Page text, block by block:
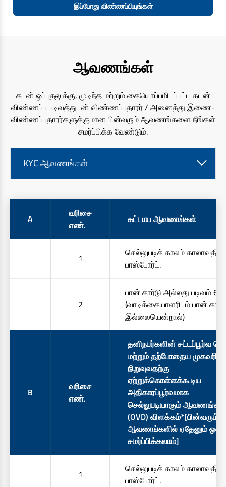
இப்போது விண்ணப்பியுங்கள்
ஆவணங்கள்
கடன் ஒப்புதலுக்கு, முடிந்த மற்றும் கையொப்பமிடப்பட்ட கடன்
விண்ணப்ப படிவத்துடன் விண்ணப்பதாரர் / அனைத்து இணை-
விண்ணப்பதாரர்களுக்குமான பின்வரும் ஆவணங்களை நீங்கள்
சமர்ப்பிக்க வேண்டும்.
KYC ஆவணங்கள்
A
வரிசை
எண்.
கட்டாய ஆவணங்கள்
1
செல்லுபடிக் காலம்
பாஸ்போர்ட்.
2
பான் கார்டு அல்லது படிவம் 60
(வாடிக்கையாளரிடம் பான்
இல்லையென்றால்)
B
வரிசை
எண்.
தனிநபர்களின் சட்டப்பூர்வ
மற்றும் தற்போதைய
நிறுவுவதற்கு
ஏற்றுக்கொள்ளக்கூடிய
அதிகாரப்பூர்வமாக
செல்லுபடியாகும்
(OVD) விளக்கம்*[பின்வரும்
ஆவணங்களில் ஏதேனும்
சமர்ப்பிக்கலாம்]
1
செல்லுபடிக் காலம்
பாஸ்போர்ட்.